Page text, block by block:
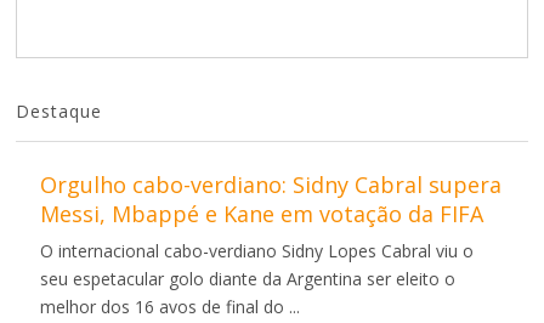
Destaque
Orgulho cabo-verdiano: Sidny Cabral supera
Messi, Mbappé e Kane em votação da FIFA
O internacional cabo-verdiano Sidny Lopes Cabral viu o
seu espetacular golo diante da Argentina ser eleito o
melhor dos 16 avos de final do ...